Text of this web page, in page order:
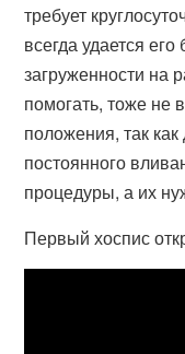
требует
всегда удается
загруженности на
помогать, тоже не
положения, так
постоянного
процедуры, а их
Первый хоспис